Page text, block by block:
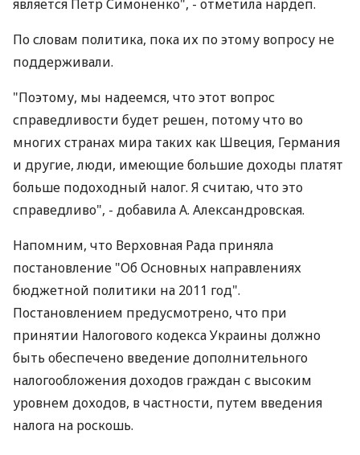
является Петр Симоненко", - отметила нардеп.
По словам политика, пока их по этому вопросу не
поддерживали.
"Поэтому, мы надеемся, что этот вопрос
справедливости будет решен, потому что во
многих странах мира таких как Швеция, Германия
и другие, люди, имеющие большие доходы платят
больше подоходный налог. Я считаю, что это
справедливо", - добавила А. Александровская.
Напомним, что Верховная Рада приняла
постановление "Об Основных направлениях
бюджетной политики на 2011 год".
Постановлением предусмотрено, что при
принятии Налогового кодекса Украины должно
быть обеспечено введение дополнительного
налогообложения доходов граждан с высоким
уровнем доходов, в частности, путем введения
налога на роскошь.